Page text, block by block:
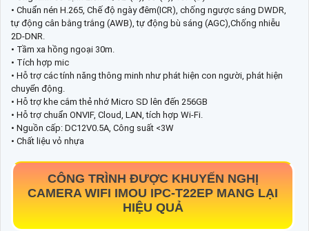
• Chuẩn nén H.265, Chế độ ngày đêm(ICR), chống ngược sáng DWDR,
tự động cân bằng trắng (AWB), tự động bù sáng (AGC),Chống nhiễu
2D-DNR.
• Tầm xa hồng ngoại 30m.
• Tích hợp mic
• Hỗ trợ các tính năng thông minh như phát hiện con người, phát hiện
chuyển động.
• Hỗ trợ khe cắm thẻ nhớ Micro SD lên đến 256GB
• Hỗ trợ chuẩn ONVIF, Cloud, LAN, tích hợp Wi-Fi.
• Nguồn cấp: DC12V0.5A, Công suất <3W
• Chất liệu vỏ nhựa
CÔNG TRÌNH ĐƯỢC KHUYẾN NGHỊ
CAMERA WIFI IMOU IPC-T22EP MANG LẠI
HIỆU QUẢ